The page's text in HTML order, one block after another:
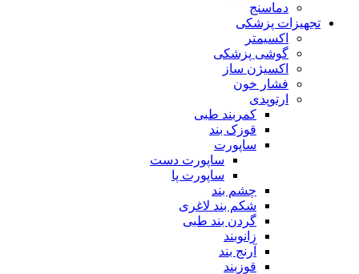
دماسنج
تجهیزات پزشکی
اکسیمتر
گوشی پزشکی
اکسیژن ساز
فشار خون
ارتوپدی
کمربند طبی
قوزک بند
ساپورت
ساپورت دست
ساپورت پا
چشم بند
شکم بند لاغری
گردن بند طبی
زانوبند
آرنج بند
قوزبند